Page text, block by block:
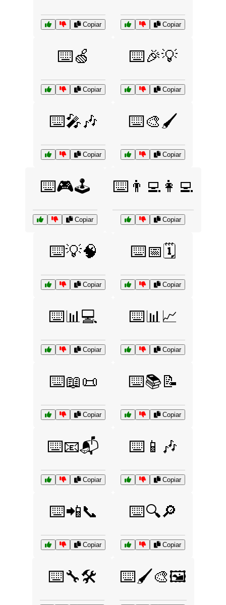
Copiar Copiar
⌨️🍏
Copiar
⌨️🎉💡
Copiar
⌨️🎤🎶
Copiar
⌨️🎨🖌️
Copiar
⌨️🎮🕹️
Copiar
⌨️👨‍💻👩‍💻
Copiar
⌨️💡🧠
Copiar
⌨️📅🗓️
Copiar
⌨️📊💻
Copiar
⌨️📊📈
Copiar
⌨️📖📜
Copiar
⌨️📚📝
Copiar
⌨️📧📬
Copiar
⌨️📱🎶
Copiar
⌨️📲📞
Copiar
⌨️🔍🔎
Copiar
⌨️🔧🛠️ ⌨️🖌️🎨🖼️